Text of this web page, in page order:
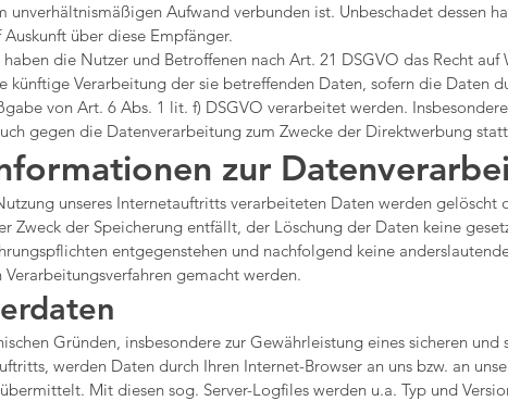
unverhältnismäßigen Aufwand verbunden ist. Unbeschadet dessen
Auskunft über diese Empfänger.
haben die Nutzer und Betroffenen nach Art. 21 DSGVO das Recht auf
künftige Verarbeitung der sie betreffenden Daten, sofern die Daten
von Art. 6 Abs. 1 lit. f) DSGVO verarbeitet werden.
gegen die Datenverarbeitung zum Zwecke der Direktwerbung
zur
unseres Internetauftritts verarbeiteten Daten werden gelöscht
Zweck der Speicherung entfällt, der Löschung der Daten keine
entgegenstehen und nachfolgend keine
Verarbeitungsverfahren gemacht werden.
Gründen, insbesondere zur Gewährleistung eines sicheren und
werden Daten durch Ihren Internet-Browser an uns bzw. an
Mit diesen sog. Server-Logfiles werden u.a. Typ und